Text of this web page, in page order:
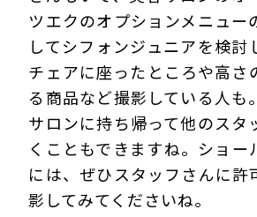
ツエクのオプションメニュー
してシフォンジュニアを検討
チェアに座ったところや高さ
る商品など撮影している人も
サロンに持ち帰って他のスタ
くこともできますね。ショー
には、ぜひスタッフさんに許
影してみてくださいね。